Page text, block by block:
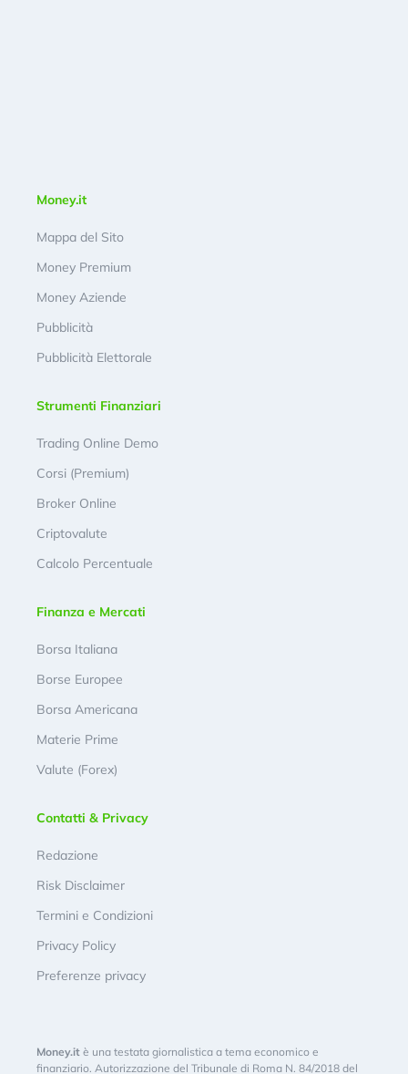
Money.it
Mappa del Sito
Money Premium
Money Aziende
Pubblicità
Pubblicità Elettorale
Strumenti Finanziari
Trading Online Demo
Corsi (Premium)
Broker Online
Criptovalute
Calcolo Percentuale
Finanza e Mercati
Borsa Italiana
Borse Europee
Borsa Americana
Materie Prime
Valute (Forex)
Contatti & Privacy
Redazione
Risk Disclaimer
Termini e Condizioni
Privacy Policy
Preferenze privacy
Money.it è una testata giornalistica a tema economico e
finanziario. Autorizzazione del Tribunale di Roma N. 84/2018 del